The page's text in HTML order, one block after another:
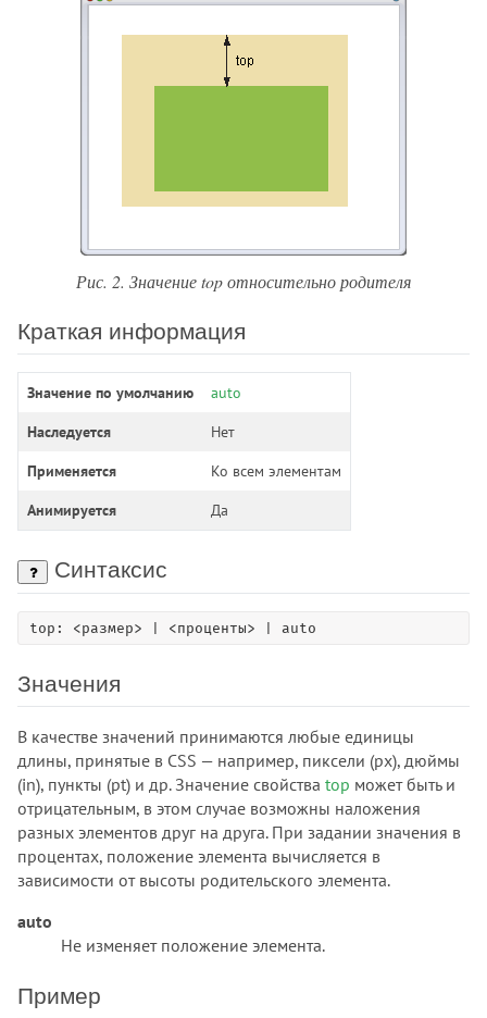
Рис. 2. Значение top относительно родителя
Краткая информация
Значение по умолчанию
auto
Наследуется
Нет
Применяется
Ко всем элементам
Анимируется
Да
Синтаксис
top: <размер> | <проценты> | auto
Значения
В качестве значений принимаются любые единицы
длины, принятые в CSS — например, пиксели (px), дюймы
(in), пункты (pt) и др. Значение свойства top может быть и
отрицательным, в этом случае возможны наложения
разных элементов друг на друга. При задании значения в
процентах, положение элемента вычисляется в
зависимости от высоты родительского элемента.
auto
Не изменяет положение элемента.
Пример
inset-inline
inset-inline-end
justify-items
justify-self
letter-spacing
line-clamp
list-style
list-style-position
margin-block
margin-block-end
margin-block-start
margin-bottom
margin-inline
margin-inline-end
margin-inline-start
margin-right